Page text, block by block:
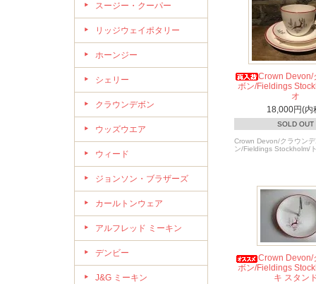
スージー・クーパー
リッジウェイポタリー
ホーンジー
シェリー
クラウンデボン
ウッズウエア
ウィード
ジョンソン・ブラザーズ
カールトンウェア
アルフレッド ミーキン
デンビー
J&G ミーキン
Crown Devon/
ボン/Fieldings
オ
18,000円(内
SOLD OUT
Crown Devon/クラウンデ
ン/Fieldings Stockholm/
Crown Devon/
ボン/Fieldings
キ スタン